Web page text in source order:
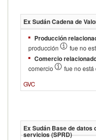
Ex SudánCadena de
Producción
producción
fue no
Comercio
comercio
fue no
GVC
Ex Sudán Base de datos
servicios (SPRD)